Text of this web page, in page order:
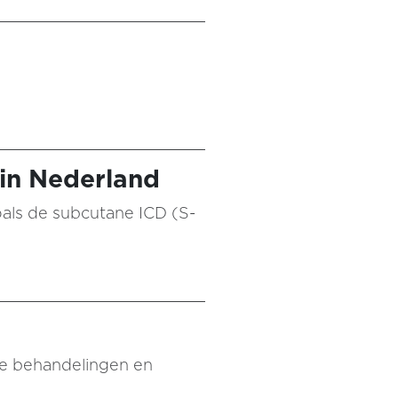
Nederland
de subcutane ICD (S-
behandelingen en